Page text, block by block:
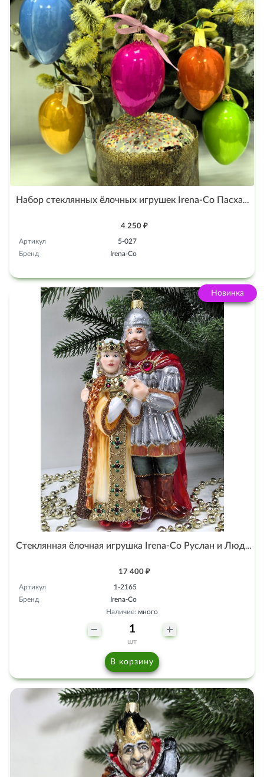
Набор стеклянных ёлочных игрушек Irena-Co Пасхальные яйца
4 250 ₽
Артикул
5-027
Бренд
Irena-Co
Новинка
Стеклянная ёлочная игрушка Irena-Co Руслан и Людмила
17 400 ₽
Артикул
1-2165
Бренд
Irena-Co
Наличие: много
шт
В корзину